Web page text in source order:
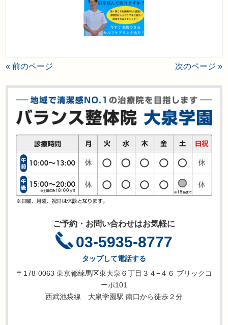
« 前のページ 次のページ »
ご予約・お問い合わせはお気軽に
03-5935-8777
タップして電話する
〒178-0063 東京都練馬区東大泉６丁目３４−４６ ブリックコ
ーポ101
西武池袋線 大泉学園駅 南口から徒歩２分